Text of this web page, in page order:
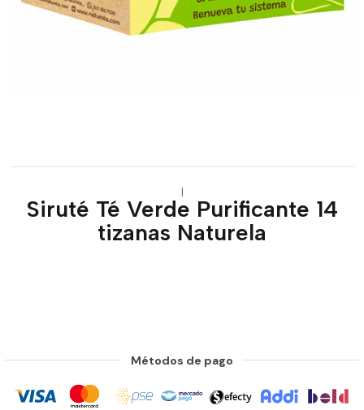
|
Siruté Té Verde Purificante 14
tizanas Naturela
Métodos de pago